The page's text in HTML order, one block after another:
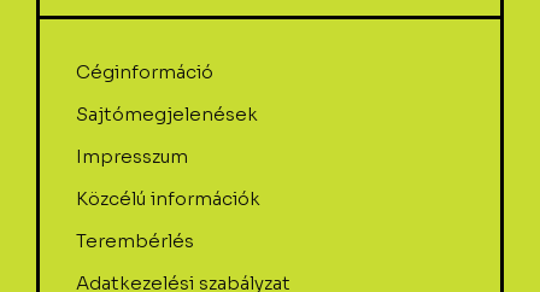
Céginformáció
Sajtómegjelenések
Impresszum
Közcélú információk
Terembérlés
Adatkezelési szabályzat